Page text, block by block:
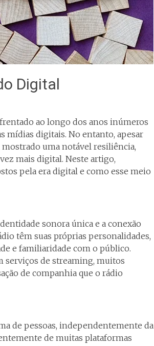
Digital
ao longo dos anos inúmeros
mídias digitais. No entanto, apesar
uma notável resiliência,
mais digital. Neste artigo,
pela era digital e como esse meio
sonora única e a conexão
têm suas próprias personalidades,
e familiaridade com o público.
serviços de streaming, muitos
de companhia que o rádio
de pessoas, independentemente da
de muitas plataformas